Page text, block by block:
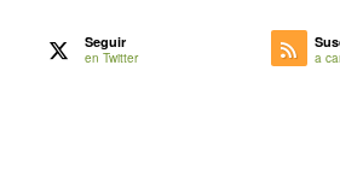
Seguir
en Twitter a